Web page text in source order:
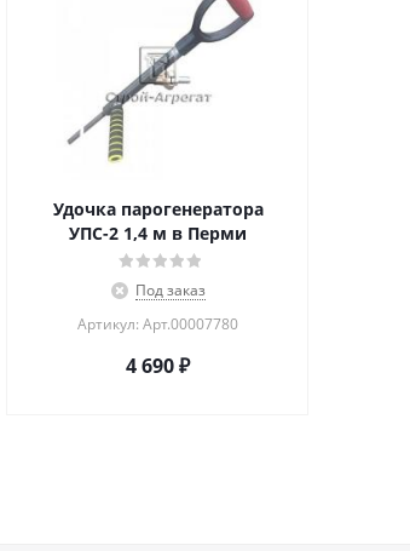
Удочка парогенератора
УПС-2 1,4 м в Перми
Под заказ
Артикул: Арт.00007780
4 690₽